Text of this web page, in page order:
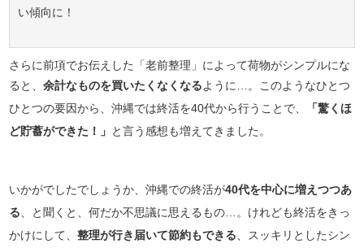
い傾向に！
さらに前項でお伝えした「老前整理」によって荷物がシンプルにな
ると、余計なものを買いたくなくなるように…。このようなひとつ
ひとつの要因から、沖縄では終活を40代から行うことで、
「驚くほ
ど貯蓄ができた！」 と言う感想も増えてきました。
いかがでしたでしょうか、沖縄での終活が40代を中心に増えつつあ
る、と聞くと、何だか不思議に思えるもの…。けれども終活をきっ
かけにして、整理が行き届いて節約もできる、スッキリとしたシン